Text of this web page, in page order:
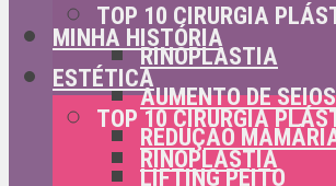
TOP 10 CIRURGIA
RINOPLASTIA
AUMENTO DE SEIOS
REDUÇÃO
LIFTING PEITO
MINHA HISTÓRIA
ESTÉTICA
TOP 10 CIRURGIA
RINOPLASTIA